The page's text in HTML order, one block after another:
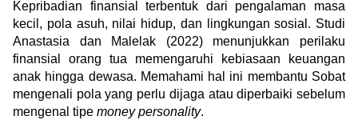
Kepribadian finansial terbentuk dari pengalaman masa
kecil, pola asuh, nilai hidup, dan lingkungan sosial. Studi
Anastasia dan Malelak (2022) menunjukkan perilaku
finansial orang tua memengaruhi kebiasaan keuangan
anak hingga dewasa. Memahami hal ini membantu Sobat
mengenali pola yang perlu dijaga atau diperbaiki sebelum
mengenal tipe money personality.